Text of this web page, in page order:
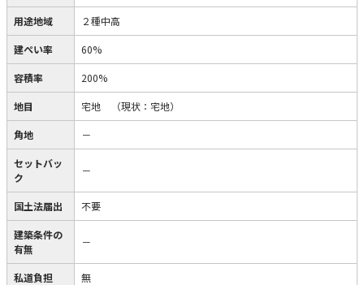
用途地域 ２種中高
建ぺい率 60%
容積率 200%
地目 宅地 （現状：宅地）
角地 －
セットバッ
ク
－
国土法届出 不要
建築条件の
有無
－
私道負担 無